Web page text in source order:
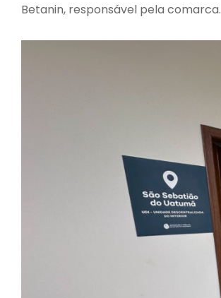
Betanin, responsável pela comarca.